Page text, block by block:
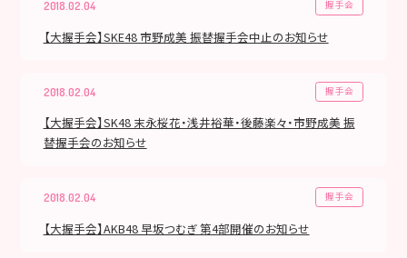
2018.02.04 握手会
【大握手会】SKE48 市野成美 振替握手会中止のお知らせ
2018.02.04 握手会
【大握手会】SK48 末永桜花・浅井裕華・後藤楽々・市野成美 振
替握手会のお知らせ
2018.02.04 握手会
【大握手会】AKB48 早坂つむぎ 第4部開催のお知らせ